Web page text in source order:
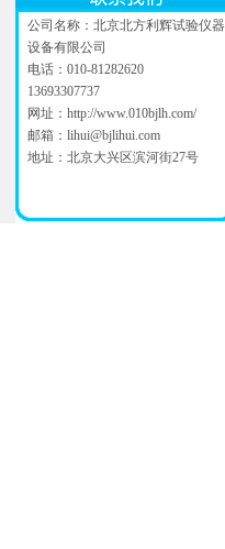
公司名称：北京北方利辉试验仪器
设备有限公司
电话：010-81282620
13693307737
网址： http://www.010bjlh.com/
邮箱： lihui@bjlihui.com
地址：北京大兴区滨河街27号